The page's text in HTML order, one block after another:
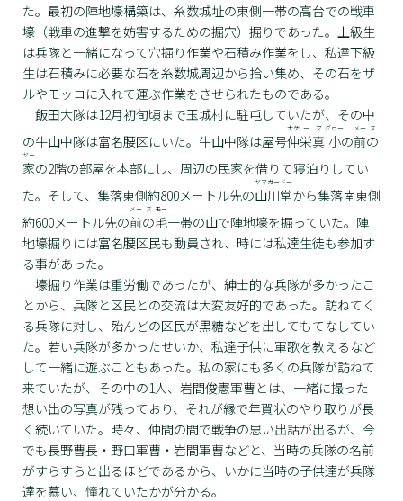
た。最初の陣地壕構築は、糸数城址の東側一帯の高台での戦車
壕（戦車の進撃を妨害するための掘穴）掘りであった。上級生
は兵隊と一緒になって穴掘り作業や石積み作業をし、私達下級
生は石積みに必要な石を糸数城周辺から拾い集め、その石をザ
ルやモッコに入れて運ぶ作業をさせられたものである。
飯田大隊は12月初旬頃まで玉城村に駐屯していたが、その中
の牛山中隊は富名腰区にいた。牛山中隊は屋号仲
ナケ
栄
ー
真
マ
小
グヮー
の前
メー
の
ヌ
家
ヤー
の2階の部屋を本部にし、周辺の民家を借りて寝泊りしてい
た。そして、集落東側約800メートル先の山川堂
ヤマガードー
から集落南東側
約600メートル先の前
メー
の
ヌ
毛
モー
一帯の山で陣地壕を掘っていた。陣
地壕掘りには富名腰区民も動員され、時には私達生徒も参加す
る事があった。
壕掘り作業は重労働であったが、紳士的な兵隊が多かったこ
とから、兵隊と区民との交流は大変友好的であった。訪ねてく
る兵隊に対し、殆んどの区民が黒糖などを出してもてなしてい
た。若い兵隊が多かったせいか、私達子供に軍歌を教えるなど
して一緒に遊ぶこともあった。私の家にも多くの兵隊が訪ねて
来ていたが、その中の1人、岩間俊憲軍曹とは、一緒に撮った
想い出の写真が残っており、それが縁で年賀状のやり取りが長
く続いていた。時々、仲間の間で戦争の思い出話が出るが、今
でも長野曹長・野口軍曹・岩間軍曹などと、当時の兵隊の名前
がすらすらと出るほどであるから、いかに当時の子供達が兵隊
達を慕い、憧れていたかが分かる。